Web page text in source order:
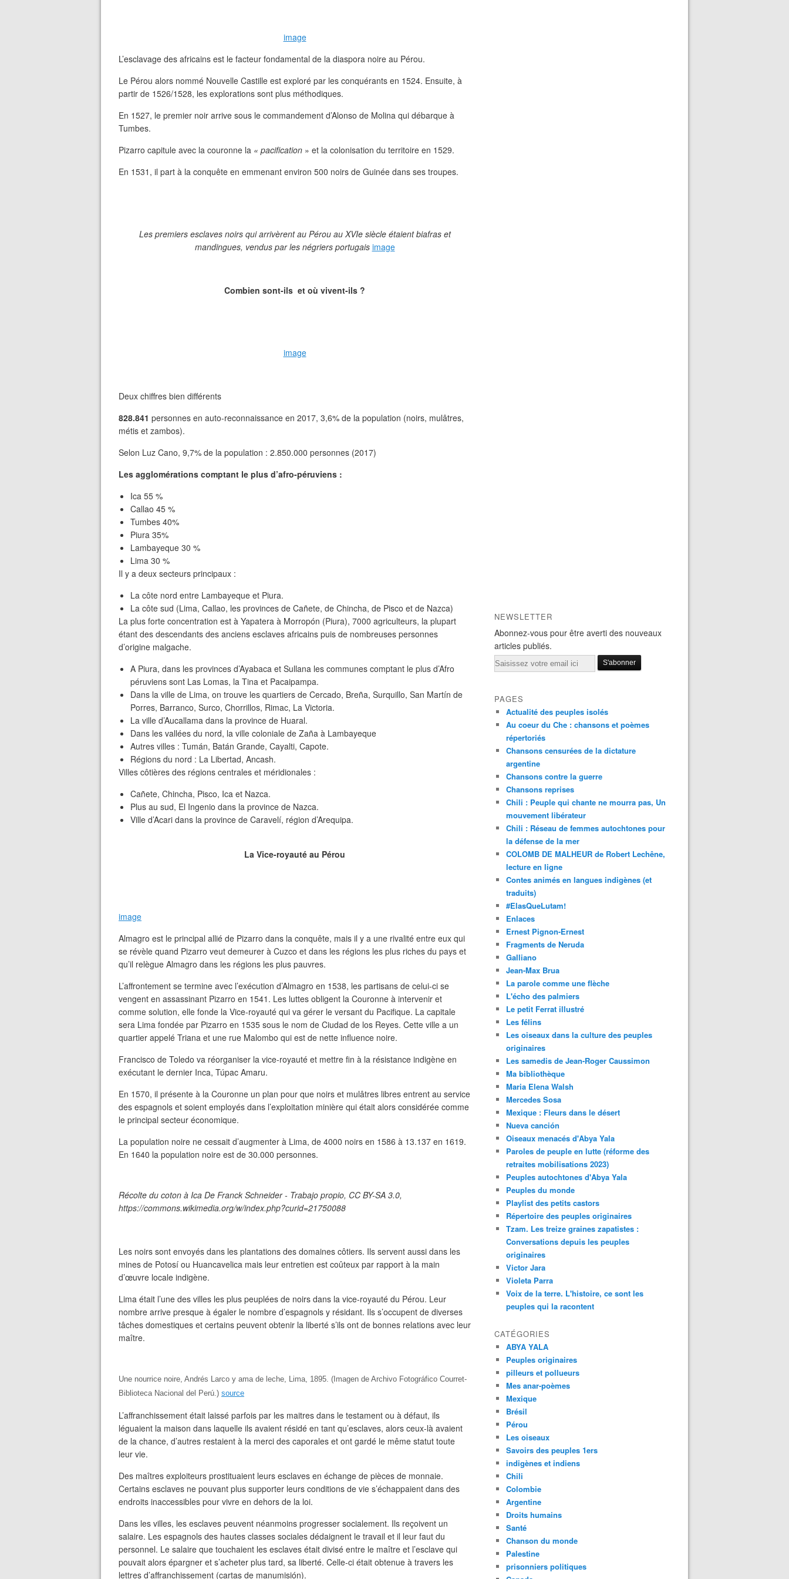
image
L’esclavage des africains est le facteur fondamental de la diaspora noire au Pérou.
Le Pérou alors nommé Nouvelle Castille est exploré par les conquérants en 1524. Ensuite, à
partir de 1526/1528, les explorations sont plus méthodiques.
En 1527, le premier noir arrive sous le commandement d’Alonso de Molina qui débarque à
Tumbes.
Pizarro capitule avec la couronne la « pacification » et la colonisation du territoire en 1529.
En 1531, il part à la conquête en emmenant environ 500 noirs de Guinée dans ses troupes.
Les premiers esclaves noirs qui arrivèrent au Pérou au XVIe siècle étaient biafras et
mandingues, vendus par les négriers portugais image
Combien sont-ils et où vivent-ils ?
image
Deux chiffres bien différents
828.841 personnes en auto-reconnaissance en 2017, 3,6% de la population (noirs, mulâtres,
métis et zambos).
Selon Luz Cano, 9,7% de la population : 2.850.000 personnes (2017)
Les agglomérations comptant le plus d’afro-péruviens :
Ica 55 %
Callao 45 %
Tumbes 40%
Piura 35%
Lambayeque 30 %
Lima 30 %
Il y a deux secteurs principaux :
La côte nord entre Lambayeque et Piura.
La côte sud (Lima, Callao, les provinces de Cañete, de Chincha, de Pisco et de Nazca)
La plus forte concentration est à Yapatera à Morropón (Piura), 7000 agriculteurs, la plupart
étant des descendants des anciens esclaves africains puis de nombreuses personnes
d’origine malgache.
A Piura, dans les provinces d’Ayabaca et Sullana les communes comptant le plus d’Afro
péruviens sont Las Lomas, la Tina et Pacaipampa.
Dans la ville de Lima, on trouve les quartiers de Cercado, Breña, Surquillo, San Martín de
Porres, Barranco, Surco, Chorrillos, Rimac, La Victoria.
La ville d’Aucallama dans la province de Huaral.
Dans les vallées du nord, la ville coloniale de Zaña à Lambayeque
Autres villes : Tumán, Batán Grande, Cayalti, Capote.
Régions du nord : La Libertad, Ancash.
Villes côtières des régions centrales et méridionales :
Cañete, Chincha, Pisco, Ica et Nazca.
Plus au sud, El Ingenio dans la province de Nazca.
Ville d’Acari dans la province de Caravelí, région d’Arequipa.
La Vice-royauté au Pérou
image
Almagro est le principal allié de Pizarro dans la conquête, mais il y a une rivalité entre eux qui
se révèle quand Pizarro veut demeurer à Cuzco et dans les régions les plus riches du pays et
qu’il relègue Almagro dans les régions les plus pauvres.
L’affrontement se termine avec l’exécution d’Almagro en 1538, les partisans de celui-ci se
vengent en assassinant Pizarro en 1541. Les luttes obligent la Couronne à intervenir et
comme solution, elle fonde la Vice-royauté qui va gérer le versant du Pacifique. La capitale
sera Lima fondée par Pizarro en 1535 sous le nom de Ciudad de los Reyes. Cette ville a un
quartier appelé Triana et une rue Malombo qui est de nette influence noire.
Francisco de Toledo va réorganiser la vice-royauté et mettre fin à la résistance indigène en
exécutant le dernier Inca, Túpac Amaru.
En 1570, il présente à la Couronne un plan pour que noirs et mulâtres libres entrent au service
des espagnols et soient employés dans l’exploitation minière qui était alors considérée comme
le principal secteur économique.
La population noire ne cessait d’augmenter à Lima, de 4000 noirs en 1586 à 13.137 en 1619.
En 1640 la population noire est de 30.000 personnes.
Récolte du coton à Ica De Franck Schneider - Trabajo propio, CC BY-SA 3.0,
https://commons.wikimedia.org/w/index.php?curid=21750088
Les noirs sont envoyés dans les plantations des domaines côtiers. Ils servent aussi dans les
mines de Potosí ou Huancavelica mais leur entretien est coûteux par rapport à la main
d’œuvre locale indigène.
Lima était l’une des villes les plus peuplées de noirs dans la vice-royauté du Pérou. Leur
nombre arrive presque à égaler le nombre d’espagnols y résidant. Ils s’occupent de diverses
tâches domestiques et certains peuvent obtenir la liberté s’ils ont de bonnes relations avec leur
maître.
Une nourrice noire, Andrés Larco y ama de leche, Lima, 1895. (Imagen de Archivo Fotográfico Courret-
Biblioteca Nacional del Perú.) source
L’affranchissement était laissé parfois par les maitres dans le testament ou à défaut, ils
léguaient la maison dans laquelle ils avaient résidé en tant qu’esclaves, alors ceux-là avaient
de la chance, d’autres restaient à la merci des caporales et ont gardé le même statut toute
leur vie.
Des maîtres exploiteurs prostituaient leurs esclaves en échange de pièces de monnaie.
Certains esclaves ne pouvant plus supporter leurs conditions de vie s’échappaient dans des
endroits inaccessibles pour vivre en dehors de la loi.
Dans les villes, les esclaves peuvent néanmoins progresser socialement. Ils reçoivent un
salaire. Les espagnols des hautes classes sociales dédaignent le travail et il leur faut du
personnel. Le salaire que touchaient les esclaves était divisé entre le maître et l’esclave qui
pouvait alors épargner et s’acheter plus tard, sa liberté. Celle-ci était obtenue à travers les
lettres d’affranchissement (cartas de manumisión).
NEWSLETTER
Abonnez-vous pour être averti des nouveaux
articles publiés.
Email
PAGES
Actualité des peuples isolés
Au coeur du Che : chansons et poèmes
répertoriés
Chansons censurées de la dictature
argentine
Chansons contre la guerre
Chansons reprises
Chili : Peuple qui chante ne mourra pas, Un
mouvement libérateur
Chili : Réseau de femmes autochtones pour
la défense de la mer
COLOMB DE MALHEUR de Robert Lechêne,
lecture en ligne
Contes animés en langues indigènes (et
traduits)
#ElasQueLutam!
Enlaces
Ernest Pignon-Ernest
Fragments de Neruda
Galliano
Jean-Max Brua
La parole comme une flèche
L'écho des palmiers
Le petit Ferrat illustré
Les félins
Les oiseaux dans la culture des peuples
originaires
Les samedis de Jean-Roger Caussimon
Ma bibliothèque
Maria Elena Walsh
Mercedes Sosa
Mexique : Fleurs dans le désert
Nueva canción
Oiseaux menacés d'Abya Yala
Paroles de peuple en lutte (réforme des
retraites mobilisations 2023)
Peuples autochtones d'Abya Yala
Peuples du monde
Playlist des petits castors
Répertoire des peuples originaires
Tzam. Les treize graines zapatistes :
Conversations depuis les peuples
originaires
Victor Jara
Violeta Parra
Voix de la terre. L'histoire, ce sont les
peuples qui la racontent
CATÉGORIES
ABYA YALA
Peuples originaires
pilleurs et pollueurs
Mes anar-poèmes
Mexique
Brésil
Pérou
Les oiseaux
Savoirs des peuples 1ers
indigènes et indiens
Chili
Colombie
Argentine
Droits humains
Santé
Chanson du monde
Palestine
prisonniers politiques